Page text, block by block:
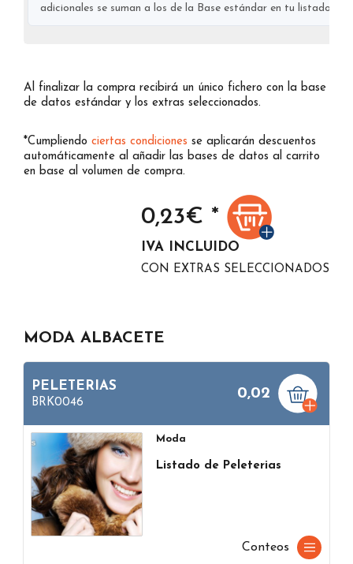
adicionales se suman a los de la Base estándar en tu listado
Al finalizar la compra recibirá un único fichero con la base
de datos estándar y los extras seleccionados.
*Cumpliendo ciertas condiciones se aplicarán descuentos
automáticamente al añadir las bases de datos al carrito
en base al volumen de compra.
0,23€ *
IVA INCLUIDO
CON EXTRAS SELECCIONADOS
MODA ALBACETE
PELETERIAS
BRK0046
0,02
Moda
Listado de Peleterias
Conteos